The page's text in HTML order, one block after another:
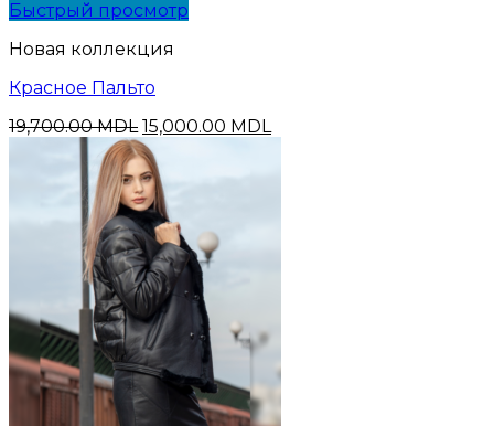
Быстрый просмотр
Новая коллекция
Красное Пальто
19,700.00MDL Первоначальная
цена
составляла
19,700.00 MDL.
15,000.00 MDL